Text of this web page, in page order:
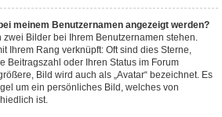
meinem Benutzernamen angezeigt werden?
zwei Bilder bei Ihrem Benutzernamen stehen.
Ihrem Rang verknüpft: Oft sind dies Sterne,
Beitragszahl oder Ihren Status im Forum
Bild wird auch als „Avatar“ bezeichnet. Es
um ein persönliches Bild, welches von
ist.